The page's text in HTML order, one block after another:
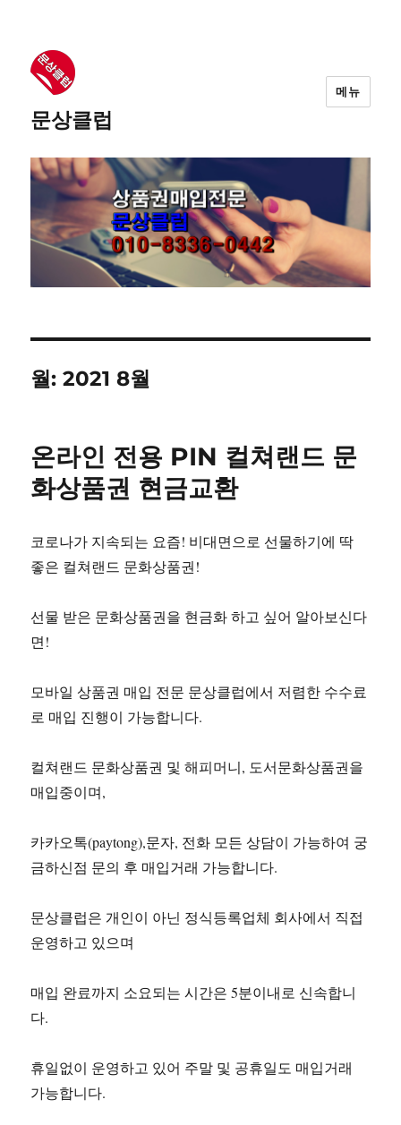
문상클럽
메뉴
월: 2021 8월
온라인 전용 PIN 컬쳐랜드 문
화상품권 현금교환
코로나가 지속되는 요즘! 비대면으로 선물하기에 딱
좋은 컬쳐랜드 문화상품권!
선물 받은 문화상품권을 현금화 하고 싶어 알아보신다
면!
모바일 상품권 매입 전문 문상클럽에서 저렴한 수수료
로 매입 진행이 가능합니다.
컬쳐랜드 문화상품권 및 해피머니, 도서문화상품권을
매입중이며,
카카오톡(paytong),문자, 전화 모든 상담이 가능하여 궁
금하신점 문의 후 매입거래 가능합니다.
문상클럽은 개인이 아닌 정식등록업체 회사에서 직접
운영하고 있으며
매입 완료까지 소요되는 시간은 5분이내로 신속합니
다.
휴일없이 운영하고 있어 주말 및 공휴일도 매입거래
가능합니다.